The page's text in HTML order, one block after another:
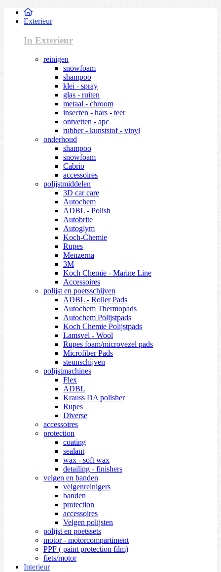
Exterieur
In Exterieur
reinigen
snowfoam
shampoo
klei - spray
glas - ruiten
metaal - chroom
insecten - hars - teer
ontvetten - apc
rubber - kunststof - vinyl
onderhoud
shampoo
snowfoam
Cabrio
accessoires
polijstmiddelen
3D car care
Autochem
ADBL - Polish
Autobrite
Autoglym
Koch-Chemie
Rupes
Menzerna
3M
Koch Chemie - Marine Line
Accessoires
polijst en poetsschijven
ADBL - Roller Pads
Autochem Thermopads
Autochem Polijstpads
Koch Chemie Polijstpads
Lamsvel - Wool
Rupes foam/microvezel pads
Microfiber Pads
steunschijven
polijstmachines
Flex
ADBL
Krauss DA polisher
Rupes
Diverse
accessoires
protection
coating
sealant
wax - soft wax
detailing - finishers
velgen en banden
velgenreinigers
banden
protection
accessoires
Velgen polijsten
polijst en poetssets
motor - motorcompartiment
PPF ( paint protection film)
fiets/motor
Interieur